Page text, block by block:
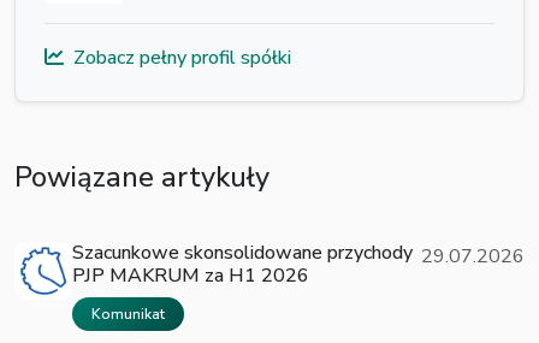
Zobacz pełny profil spółki
Powiązane artykuły
Szacunkowe skonsolidowane przychody
PJP MAKRUM za H1 2026
Komunikat
29.07.2026